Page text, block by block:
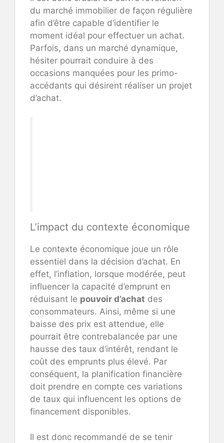
du marché immobilier de façon régulière
afin d’être capable d’identifier le
moment idéal pour effectuer un achat.
Parfois, dans un marché dynamique,
hésiter pourrait conduire à des
occasions manquées pour les primo-
accédants qui désirent réaliser un projet
d’achat.
L’impact du contexte économique
Le contexte économique joue un rôle
essentiel dans la décision d’achat. En
effet, l’inflation, lorsque modérée, peut
influencer la capacité d’emprunt en
réduisant le pouvoir d’achat des
consommateurs. Ainsi, même si une
baisse des prix est attendue, elle
pourrait être contrebalancée par une
hausse des taux d’intérêt, rendant le
coût des emprunts plus élevé. Par
conséquent, la planification financière
doit prendre en compte ces variations
de taux qui influencent les options de
financement disponibles.
Il est donc recommandé de se tenir